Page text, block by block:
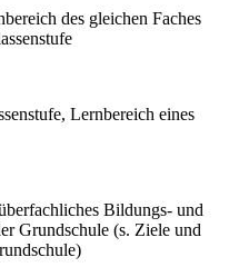
des gleichen Faches
Lernbereich eines
Bildungs- und
Grundschule (s. Ziele und